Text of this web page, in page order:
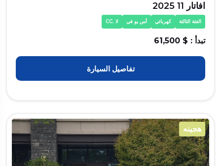
افاتار 11 2025
الفئة الثالثة كهربائي أس يو في لا .CC
تبدأ : $ 61,500
تفاصيل السيارة
هجينه